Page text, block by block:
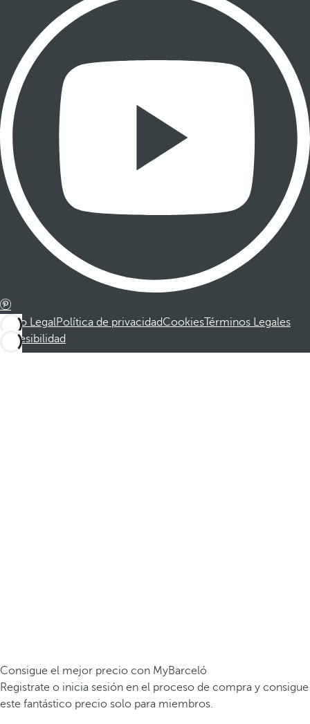
Aviso LegalPolítica de privacidadCookiesTérminos Legales
Accesibilidad
Consigue el mejor precio con MyBarceló
Registrate o inicia sesión en el proceso de compra y consigue
este fantástico precio solo para miembros.